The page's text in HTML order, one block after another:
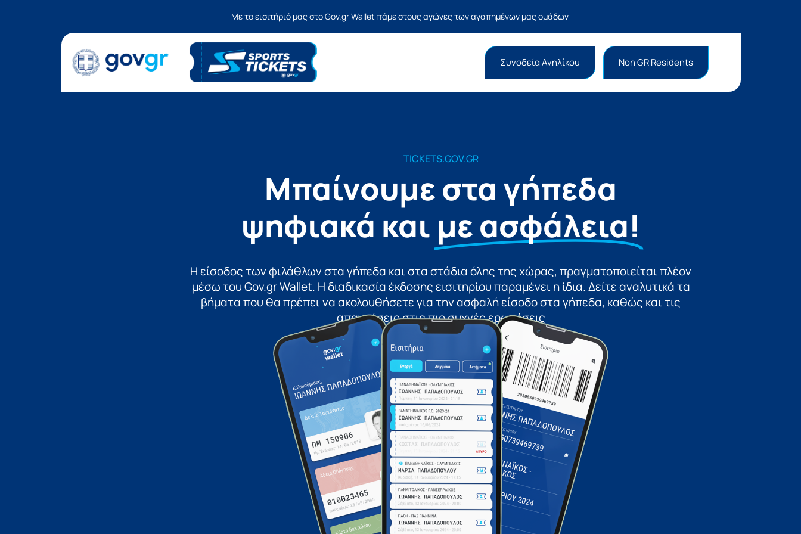
Με το εισιτήριό μας στο Gov.gr Wallet πάμε στους αγώνες των αγαπημένων μας ομάδων
Συνοδεία Ανηλίκου Non GR Residents
TICKETS.GOV.GR
Μπαίνουμε στα γήπεδα
ψηφιακά και με ασφάλεια!
Η είσοδος των φιλάθλων στα γήπεδα και στα στάδια όλης της χώρας, πραγματοποιείται πλέον
μέσω του Gov.gr Wallet. Η διαδικασία έκδοσης εισιτηρίου παραμένει η ίδια. Δείτε αναλυτικά τα
βήματα που θα πρέπει να ακολουθήσετε για την ασφαλή είσοδο στα γήπεδα, καθώς και τις
απαντήσεις στις πιο συχνές ερωτήσεις